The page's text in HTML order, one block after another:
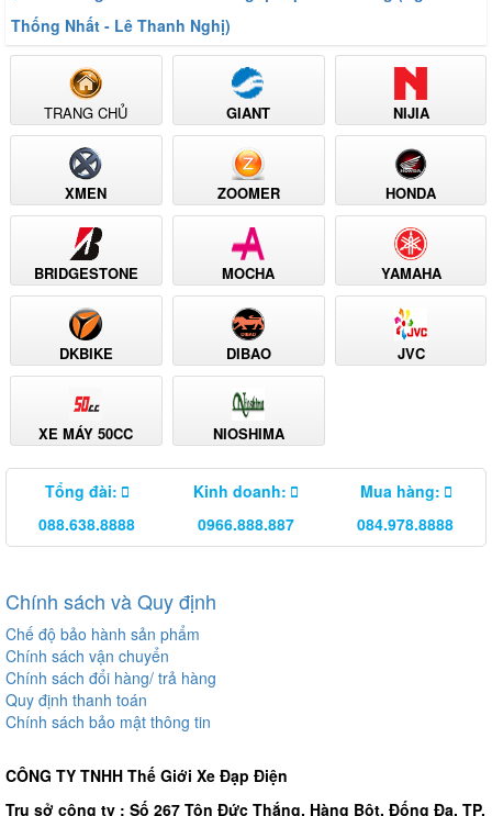
Thống Nhất - Lê Thanh Nghị)
TRANG CHỦ GIANT NIJIA
XMEN ZOOMER HONDA
BRIDGESTONE MOCHA YAMAHA
DKBIKE DIBAO JVC
XE MÁY 50CC NIOSHIMA
Tổng đài:
088.638.8888
Kinh doanh:
0966.888.887
Mua hàng:
084.978.8888
Chính sách và Quy định
Chế độ bảo hành sản phẩm
Chính sách vận chuyển
Chính sách đổi hàng/ trả hàng
Quy định thanh toán
Chính sách bảo mật thông tin
CÔNG TY TNHH Thế Giới Xe Đạp Điện
Trụ sở công ty : Số 267 Tôn Đức Thắng. Hàng Bột. Đống Đa, TP.